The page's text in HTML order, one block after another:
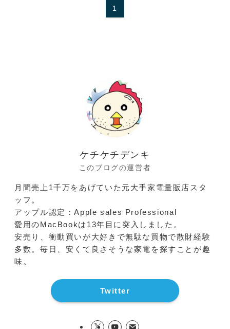
1
ケチケチデンキ
このブログの運営者
月間売上1千万をあげていた元大手家電量販店スタ
ッフ。
アップル認定：Apple sales Professional
愛用のMacBookは13年目に突入しました。
安売り、衝動買いが大好きで無駄な買物で散財経験
多数。毎日、安くて良さそうな家電を探すことが趣
味。
Twitter